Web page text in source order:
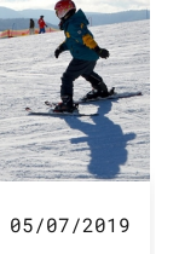
05/07/2019